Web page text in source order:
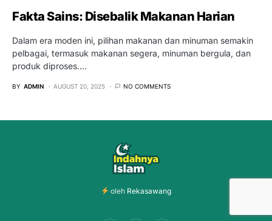
Fakta Sains: Disebalik Makanan Harian
Dalam era moden ini, pilihan makanan dan minuman semakin
pelbagai, termasuk makanan segera, minuman bergula, dan
produk diproses.…
BY ADMIN AUGUST 20, 2025 NO COMMENTS
oleh Rekasawang